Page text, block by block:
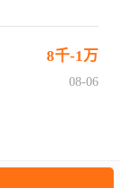
8千-1万
08-06